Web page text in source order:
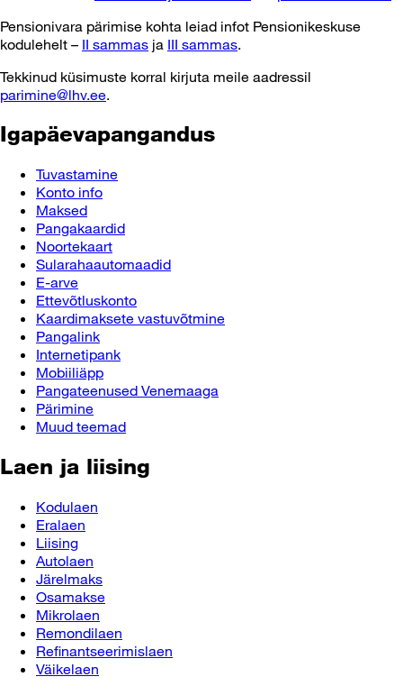
Pensionivara pärimise kohta leiad infot Pensionikeskuse
kodulehelt – II sammas ja III sammas.
Tekkinud küsimuste korral kirjuta meile aadressil
parimine@lhv.ee.
Igapäevapangandus
Tuvastamine
Konto info
Maksed
Pangakaardid
Noortekaart
Sularahaautomaadid
E-arve
Ettevõtluskonto
Kaardimaksete vastuvõtmine
Pangalink
Internetipank
Mobiiliäpp
Pangateenused Venemaaga
Pärimine
Muud teemad
Laen ja liising
Kodulaen
Eralaen
Liising
Autolaen
Järelmaks
Osamakse
Mikrolaen
Remondilaen
Refinantseerimislaen
Väikelaen